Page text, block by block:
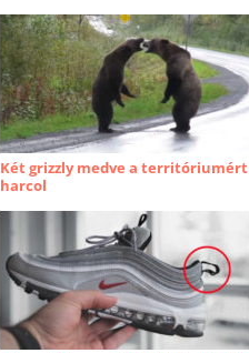
Két grizzly medve a territóriumért
harcol